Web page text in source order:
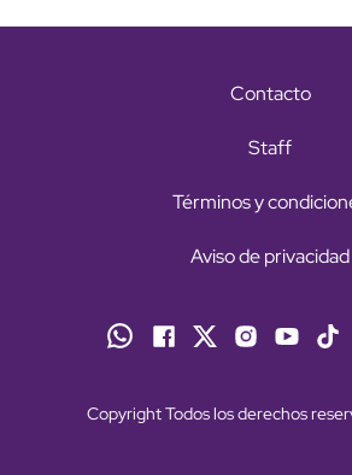
Contacto
Staff
Términos y
Aviso de privacidad
Copyright Todos los derechos